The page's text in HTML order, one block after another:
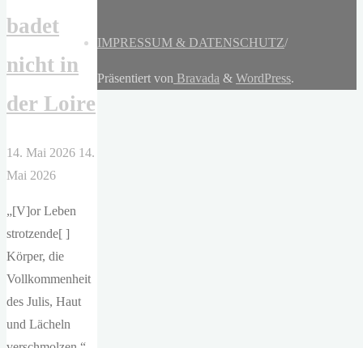
badet
nicht in
der Loire
14. Mai 2026 14.
Mai 2026
„[V]or Leben
strotzende[ ]
Körper, die
Vollkommenheit
des Julis, Haut
und Lächeln
IMPRESSUM & DATENSCHUTZ/
Präsentiert von Bravada & WordPress.